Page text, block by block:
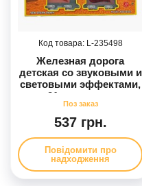
235498
Железная дорога
детская со звуковыми и
световыми эффектами,
21 деталь, на
батарейках 230-7
537 грн.
Повідомити про
надходження